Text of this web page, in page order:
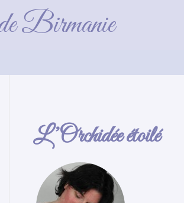
Birmanie
3_gf
L’Orchidée étoilé